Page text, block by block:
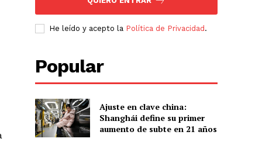
He leído y acepto la Política de Privacidad .
Popular
Ajuste en clave china:
Shanghái define su primer
aumento de subte en 21 años